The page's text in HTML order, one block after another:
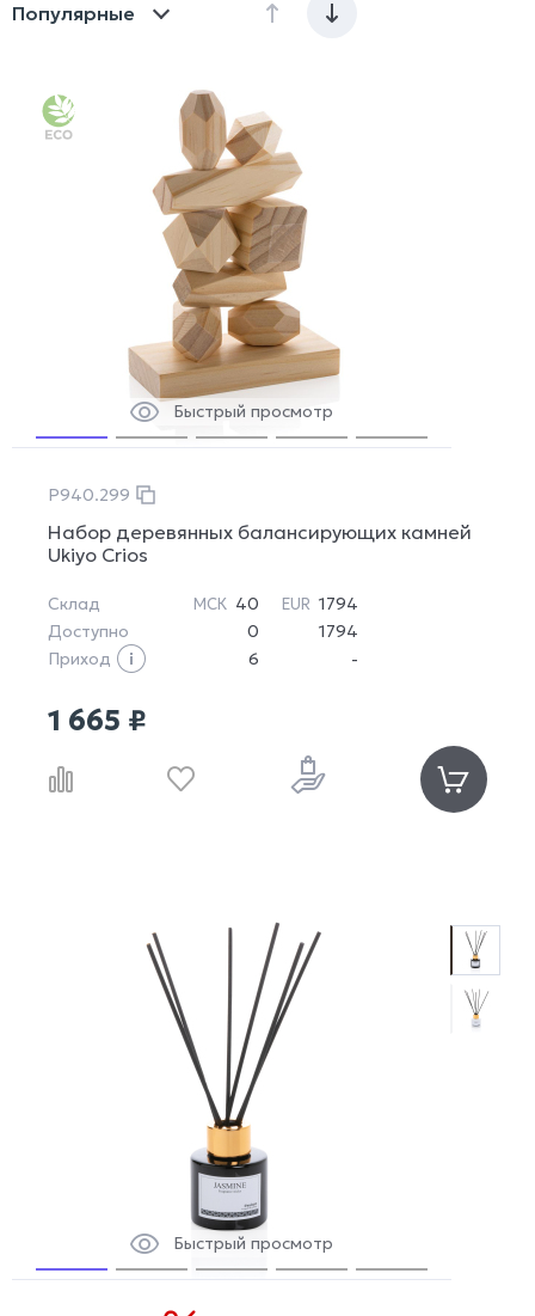
Популярные
Быстрый просмотр
P940.299
Набор деревянных балансирующих камней
Ukiyo Crios
Склад МСК 40 EUR 1794
Доступно
0
1794
Приход
6 -
1 665 ₽
Быстрый просмотр